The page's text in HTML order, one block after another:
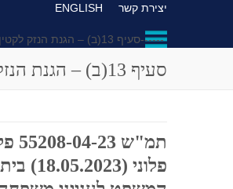
יצירת קשר ENGLISH
סעיף 13(ב) – הגנת הנזק לקטין
תמ"ש
פלוני (18.05.2023) בית